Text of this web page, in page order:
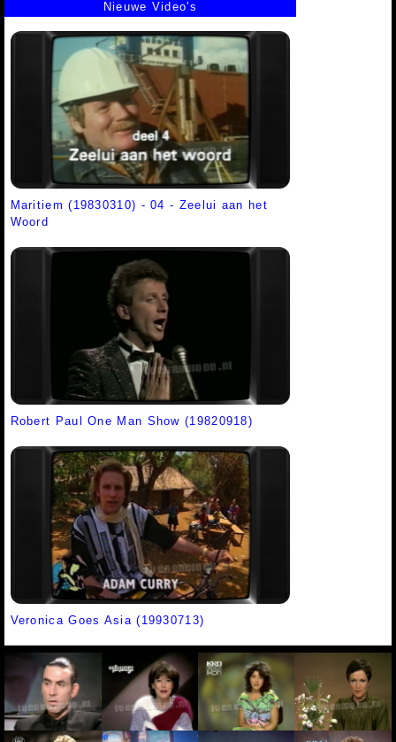
Nieuwe Video's
Maritiem (19830310) - 04 - Zeelui aan het
Woord
Robert Paul One Man Show (19820918)
Veronica Goes Asia (19930713)